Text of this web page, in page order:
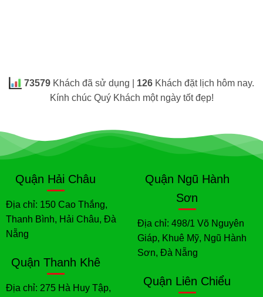
73579 Khách đã sử dụng | 126 Khách đặt lịch hôm nay.
Kính chúc Quý Khách một ngày tốt đẹp!
Quận Hải Châu
Địa chỉ: 150 Cao Thắng,
Thanh Bình, Hải Châu, Đà
Nẵng
Quận Thanh Khê
Địa chỉ: 275 Hà Huy Tập,
Quận Ngũ Hành
Sơn
Địa chỉ: 498/1 Võ Nguyên
Giáp, Khuê Mỹ, Ngũ Hành
Sơn, Đà Nẵng
Quận Liên Chiểu